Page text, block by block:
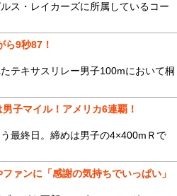
ス・レイカーズに所属しているコー
ら9秒87！
テキサスリレー男子100mにおいて桐
子マイル！アメリカ6連覇！
最終日。締めは男子の4×400mＲで
ァンに「感謝の気持ちでいっぱい」